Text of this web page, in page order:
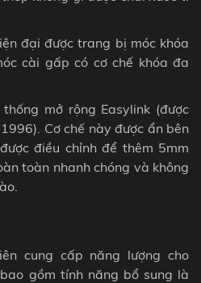
đại được trang bị móc khóa
cài gấp có cơ chế khóa đa
mở rộng Easylink (được
Cơ chế này được ẩn bên
điều chỉnh để thêm 5mm
toàn nhanh chóng và không
cung cấp năng lượng cho
gồm tính năng bổ sung là